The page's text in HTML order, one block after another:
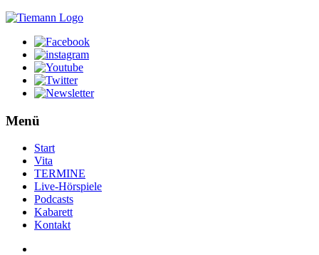
Menü
Start
Vita
TERMINE
Live-Hörspiele
Podcasts
Kabarett
Kontakt